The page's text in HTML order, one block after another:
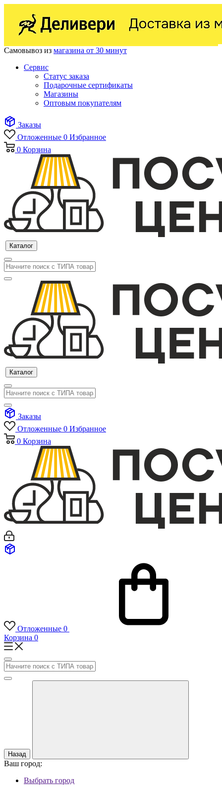
Самовывоз из магазина от 30 минут
Сервис
Статус заказа
Подарочные сертификаты
Магазины
Оптовым покупателям
Заказы
Отложенные 0 Избранное
0 Корзина
Каталог
Каталог
Заказы
Отложенные 0 Избранное
0 Корзина
Отложенные 0
Корзина 0
Назад
Ваш город:
Выбрать город